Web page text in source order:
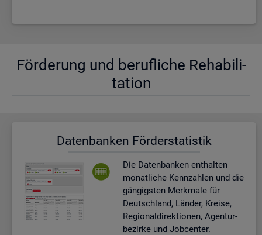
För­de­rung und be­ruf­li­che Re­ha­bi­li­
ta­ti­on
Da­ten­ban­ken För­der­sta­tis­tik
Die Da­ten­ban­ken ent­hal­ten
mo­nat­li­che Kenn­zah­len und die
gän­gigs­ten Merk­ma­le für
Deutsch­land, Län­der, Krei­se,
Re­gio­nal­di­rek­tio­nen, Agen­tur­
be­zir­ke und Job­cen­ter.